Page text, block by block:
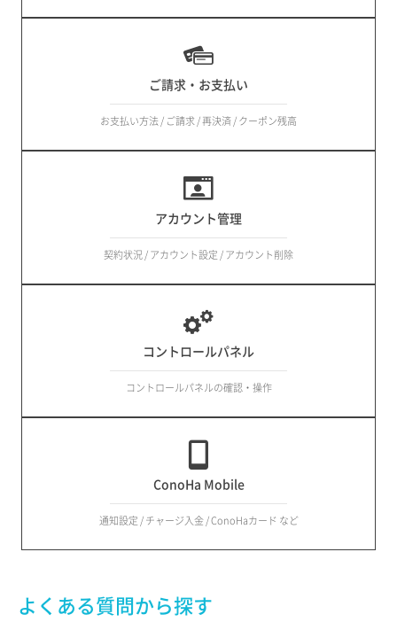
ご請求・お支払い
お支払い方法 / ご請求 / 再決済 / クーポン残高
アカウント管理
契約状況 / アカウント設定 / アカウント削除
コントロールパネル
コントロールパネルの確認・操作
ConoHa Mobile
通知設定 / チャージ入金 / ConoHaカード など
よくある質問から探す